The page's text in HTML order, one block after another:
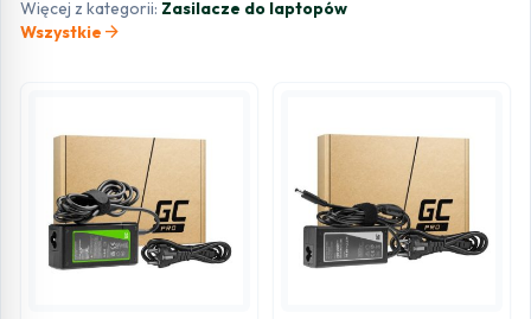
Więcej z kategorii: Zasilacze do laptopów
Wszystkie arrow_forward